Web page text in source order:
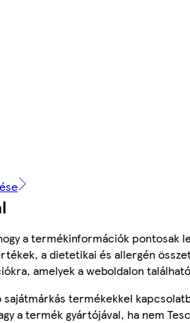
a termékinformációk pontosak
a dietetikai és allergén
amelyek a weboldalon
sajátmárkás termékekkel
a termék gyártójával, ha nem